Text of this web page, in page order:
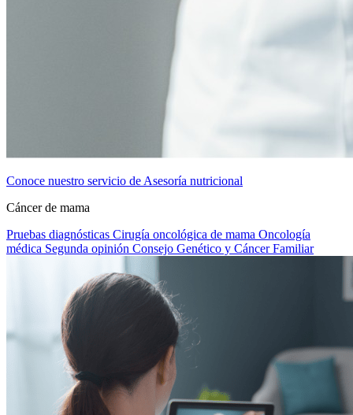
Conoce nuestro servicio de Asesoría nutricional
Cáncer de mama
Pruebas diagnósticas Cirugía oncológica de mama Oncología
médica Segunda opinión Consejo Genético y Cáncer Familiar